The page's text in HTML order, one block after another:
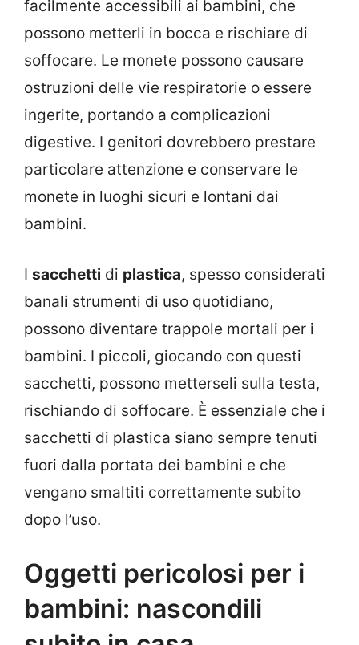
facilmente accessibili ai bambini, che
possono metterli in bocca e rischiare di
soffocare. Le monete possono causare
ostruzioni delle vie respiratorie o essere
ingerite, portando a complicazioni
digestive. I genitori dovrebbero prestare
particolare attenzione e conservare le
monete in luoghi sicuri e lontani dai
bambini.
I sacchetti di plastica, spesso considerati
banali strumenti di uso quotidiano,
possono diventare trappole mortali per i
bambini. I piccoli, giocando con questi
sacchetti, possono metterseli sulla testa,
rischiando di soffocare. È essenziale che i
sacchetti di plastica siano sempre tenuti
fuori dalla portata dei bambini e che
vengano smaltiti correttamente subito
dopo l’uso.
Oggetti pericolosi per i
bambini: nascondili